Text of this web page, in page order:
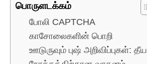
பொருளடக்கம்
போலி CAPTCHA
காசோலைகளின் பொறி
ஊடுருவும் புஷ் அறிவிப்புகள்: தீய